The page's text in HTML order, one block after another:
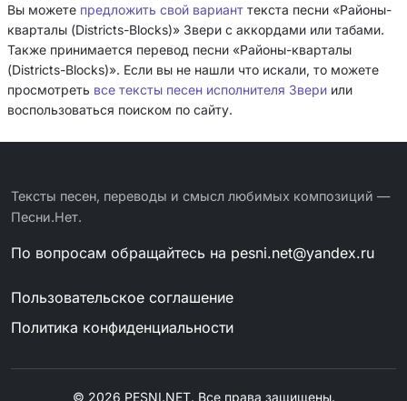
Вы можете предложить свой вариант текста песни «Районы-
кварталы (Districts-Blocks)» Звери с аккордами или табами.
Также принимается перевод песни «Районы-кварталы
(Districts-Blocks)». Если вы не нашли что искали, то можете
просмотреть все тексты песен исполнителя Звери или
воспользоваться поиском по сайту.
Тексты песен, переводы и смысл любимых композиций —
Песни.Нет.
По вопросам обращайтесь на pesni.net@yandex.ru
Пользовательское соглашение
Политика конфиденциальности
© 2026 PESNI.NET. Все права защищены.